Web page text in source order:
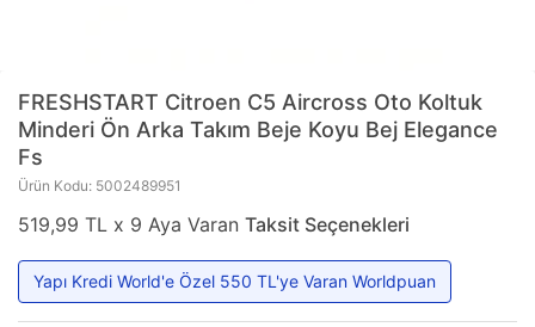
FRESHSTART Citroen C5 Aircross Oto Koltuk
Minderi Ön Arka Takım Beje Koyu Bej Elegance
Fs
Ürün Kodu: 5002489951
519,99 TL x 9 Aya Varan Taksit Seçenekleri
Yapı Kredi World'e Özel 550 TL'ye Varan Worldpuan